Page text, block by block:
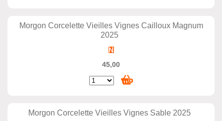
Morgon Corcelette Vieilles Vignes Cailloux Magnum
2025
45,00
Morgon Corcelette Vieilles Vignes Sable 2025